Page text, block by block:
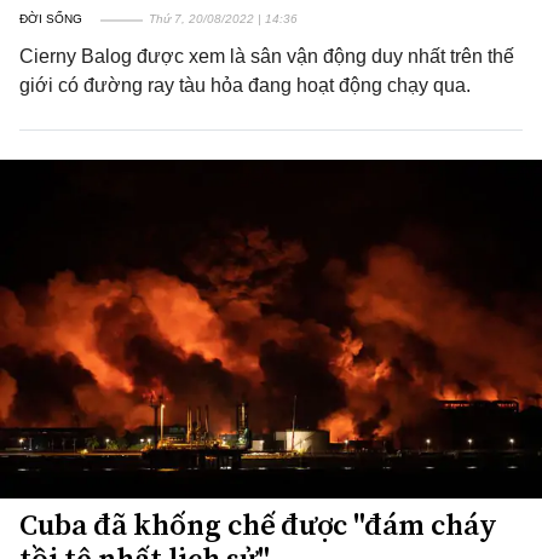
ĐỜI SỐNG Thứ 7, 20/08/2022 | 14:36
Cierny Balog được xem là sân vận động duy nhất trên thế
giới có đường ray tàu hỏa đang hoạt động chạy qua.
Cuba đã khống chế được "đám cháy